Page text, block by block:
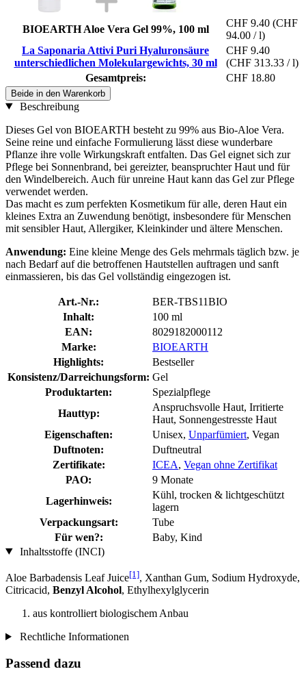
BIOEARTH Aloe Vera Gel 99%, 100 ml
CHF 9.40 (CHF
94.00 / l)
La Saponaria Attivi Puri Hyaluronsäure
unterschiedlichen Molekulargewichts, 30 ml
CHF 9.40
(CHF 313.33 / l)
Gesamtpreis:
CHF 18.80
Beide in den Warenkorb
Beschreibung
Dieses Gel von BIOEARTH besteht zu 99% aus Bio-Aloe Vera.
Seine reine und einfache Formulierung lässt diese wunderbare
Pflanze ihre volle Wirkungskraft entfalten. Das Gel eignet sich zur
Pflege bei Sonnenbrand, bei gereizter, beanspruchter Haut und für
den Windelbereich. Auch für unreine Haut kann das Gel zur Pflege
verwendet werden.
Das macht es zum perfekten Kosmetikum für alle, deren Haut ein
kleines Extra an Zuwendung benötigt, insbesondere für Menschen
mit sensibler Haut, Allergiker, Kleinkinder und ältere Menschen.
Anwendung: Eine kleine Menge des Gels mehrmals täglich bzw. je
nach Bedarf auf die betroffenen Hautstellen auftragen und sanft
einmassieren, bis das Gel vollständig eingezogen ist.
Art.-Nr.:
BER-TBS11BIO
Inhalt:
100 ml
EAN:
8029182000112
Marke:
BIOEARTH
Highlights:
Bestseller
Konsistenz/Darreichungsform: Gel
Produktarten:
Spezialpflege
Hauttyp:
Anspruchsvolle Haut, Irritierte
Haut, Sonnengestresste Haut
Eigenschaften:
Unisex, Unparfümiert, Vegan
Duftnoten:
Duftneutral
Zertifikate:
ICEA, Vegan ohne Zertifikat
PAO:
9 Monate
Lagerhinweis:
Kühl, trocken & lichtgeschützt
lagern
Verpackungsart:
Tube
Für wen?:
Baby, Kind
Inhaltsstoffe (INCI)
Aloe Barbadensis Leaf Juice[1], Xanthan Gum, Sodium Hydroxyde,
Citricacid, Benzyl Alcohol, Ethylhexylglycerin
aus kontrolliert biologischem Anbau
Rechtliche Informationen
Passend dazu